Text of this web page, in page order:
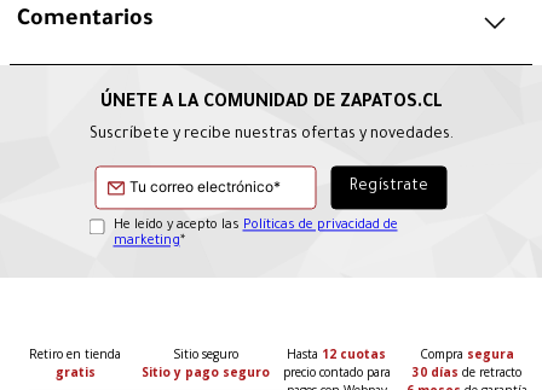
Comentarios
Suscríbete y recibe nuestras ofertas y novedades.
He leído y acepto las Políticas de privacidad de
marketing*
Retiro en tienda
gratis
Sitio seguro
Sitio y pago seguro
Hasta 12 cuotas
precio contado para
Compra segura
30 días de retracto